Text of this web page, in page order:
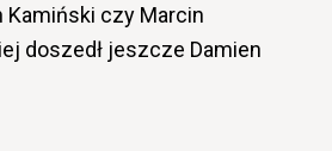
Kamiński czy Marcin
doszedł jeszcze Damien